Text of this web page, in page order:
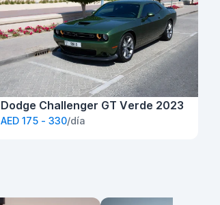
Dodge Challenger GT Verde 2023
AED 175 - 330/día